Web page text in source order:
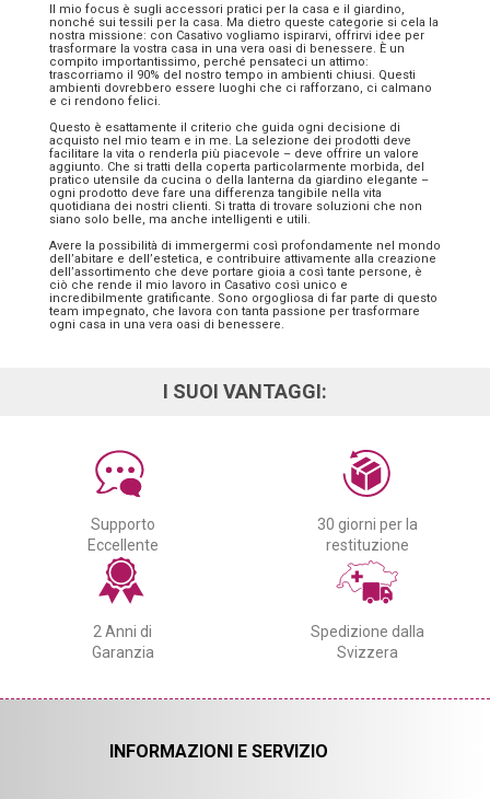
Il mio focus è sugli accessori pratici per la casa e il giardino,
nonché sui tessili per la casa. Ma dietro queste categorie si cela la
nostra missione: con Casativo vogliamo ispirarvi, offrirvi idee per
trasformare la vostra casa in una vera oasi di benessere. È un
compito importantissimo, perché pensateci un attimo:
trascorriamo il 90% del nostro tempo in ambienti chiusi. Questi
ambienti dovrebbero essere luoghi che ci rafforzano, ci calmano
e ci rendono felici.
Questo è esattamente il criterio che guida ogni decisione di
acquisto nel mio team e in me. La selezione dei prodotti deve
facilitare la vita o renderla più piacevole – deve offrire un valore
aggiunto. Che si tratti della coperta particolarmente morbida, del
pratico utensile da cucina o della lanterna da giardino elegante –
ogni prodotto deve fare una differenza tangibile nella vita
quotidiana dei nostri clienti. Si tratta di trovare soluzioni che non
siano solo belle, ma anche intelligenti e utili.
Avere la possibilità di immergermi così profondamente nel mondo
dell’abitare e dell’estetica, e contribuire attivamente alla creazione
dell’assortimento che deve portare gioia a così tante persone, è
ciò che rende il mio lavoro in Casativo così unico e
incredibilmente gratificante. Sono orgogliosa di far parte di questo
team impegnato, che lavora con tanta passione per trasformare
ogni casa in una vera oasi di benessere.
I SUOI VANTAGGI:
Supporto
Eccellente
30 giorni per la
restituzione
2 Anni di
Garanzia
Spedizione dalla
Svizzera
INFORMAZIONI E SERVIZIO